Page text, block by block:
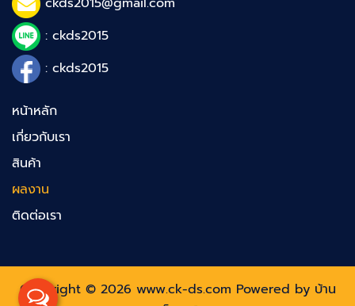
: ckds2015
: ckds2015
หน้าหลัก
เกี่ยวกับเรา
สินค้า
ผลงาน
ติดต่อเรา
Copyright © 2026 www.ck-ds.com Powered by บ้าน